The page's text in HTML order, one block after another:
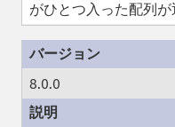
がひとつ入った配列が
8.0.0